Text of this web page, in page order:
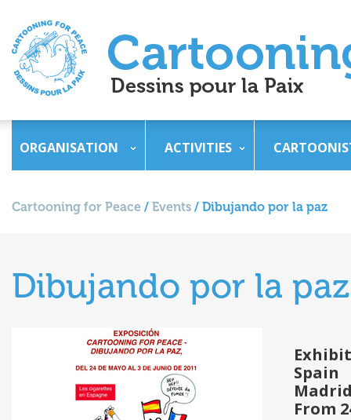
ORGANISATION ACTIVITIES
Cartooning for Peace / Events / Dibujando por la paz
Dibujando por la paz
Spain
From